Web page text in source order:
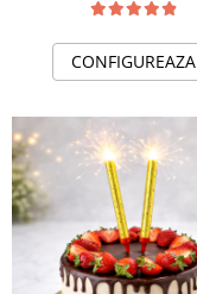
CONFIGUREAZA